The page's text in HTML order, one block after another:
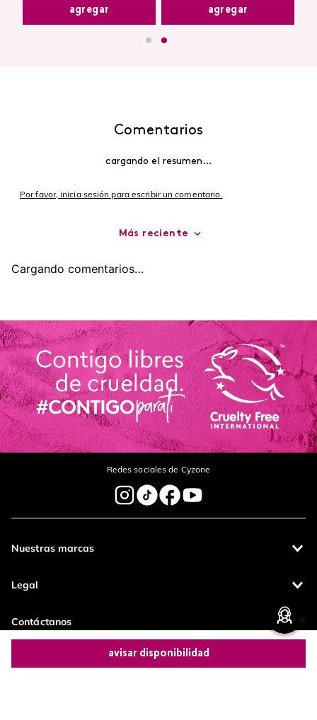
avisar disponibilidad
agregar agregar
Comentarios
cargando el resumen…
Por favor, inicia sesión para escribir un comentario.
Más reciente
Cargando comentarios…
Redes sociales de Cyzone
Nuestras marcas
Legal
Contáctanos
Pagos 100%
Entregas a todo